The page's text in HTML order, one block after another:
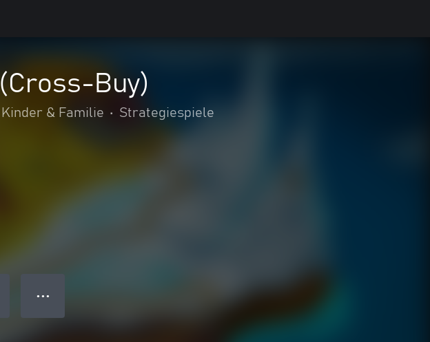
Buy)
Kinder & Familie • Strategiespiele
● ● ●